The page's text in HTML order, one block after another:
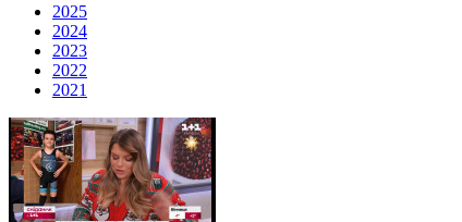
2025
2024
2023
2022
2021